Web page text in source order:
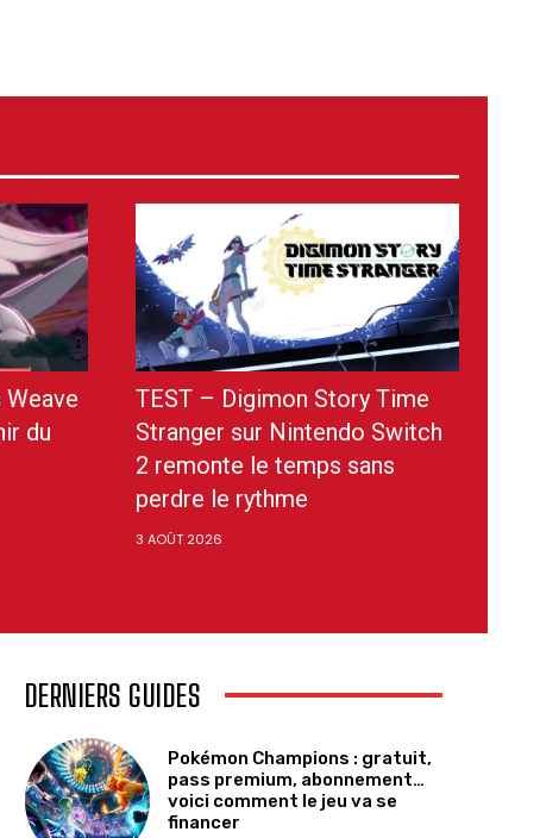
Weave
du
TEST – Digimon Story Time
Stranger sur Nintendo Switch
2 remonte le temps sans
perdre le rythme
3 AOÛT 2026
DERNIERS GUIDES
Pokémon Champions : gratuit,
pass premium, abonnement…
voici comment le jeu va se
financer